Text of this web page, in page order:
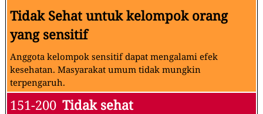
Tidak Sehat untuk kelompok orang
yang sensitif
Anggota kelompok sensitif dapat mengalami efek
kesehatan. Masyarakat umum tidak mungkin
terpengaruh.
151-200 Tidak sehat